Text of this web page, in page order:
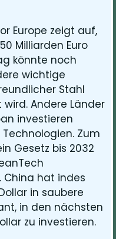
Europe zeigt auf,
Milliarden Euro
könnte noch
wichtige
Stahl
Andere Länder
investieren
Zum
Gesetz bis 2032
China hat indes
in saubere
in den nächsten
zu investieren.